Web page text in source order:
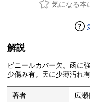
気になる本
解説
ビニールカバー欠。函に
少傷み有。天に少薄汚れ
著者 広瀬